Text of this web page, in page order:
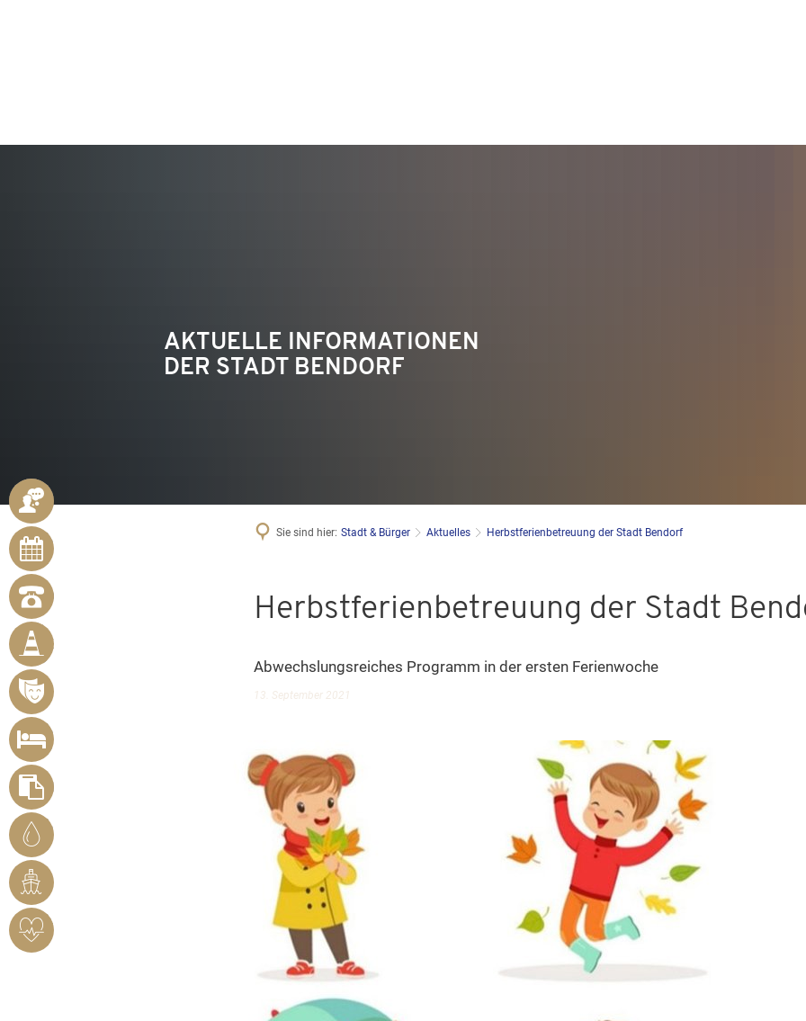
AKTUELLE INFORMATIONEN
DER STADT BENDORF
ANSPRECHPARTNER
ONLINE-
TERMINE
NOTRUFNUMMERN
BÜRGER
MELDEN
MÄNGEL
VERANSTALTUNGSÜBERSICHT
UNTERKUNFT
SUCHEN
FORMULARE
STADTWERKE
BENDORF
RHEINHAFEN
HERZSICHERES
BENDORF
Sie sind hier: Stadt & Bürger Aktuelles Herbstferienbetreuung der Stadt Bendorf
Herbstferienbetreuung der Stadt
Abwechslungsreiches Programm in der ersten Ferienwoche
13. September 2021